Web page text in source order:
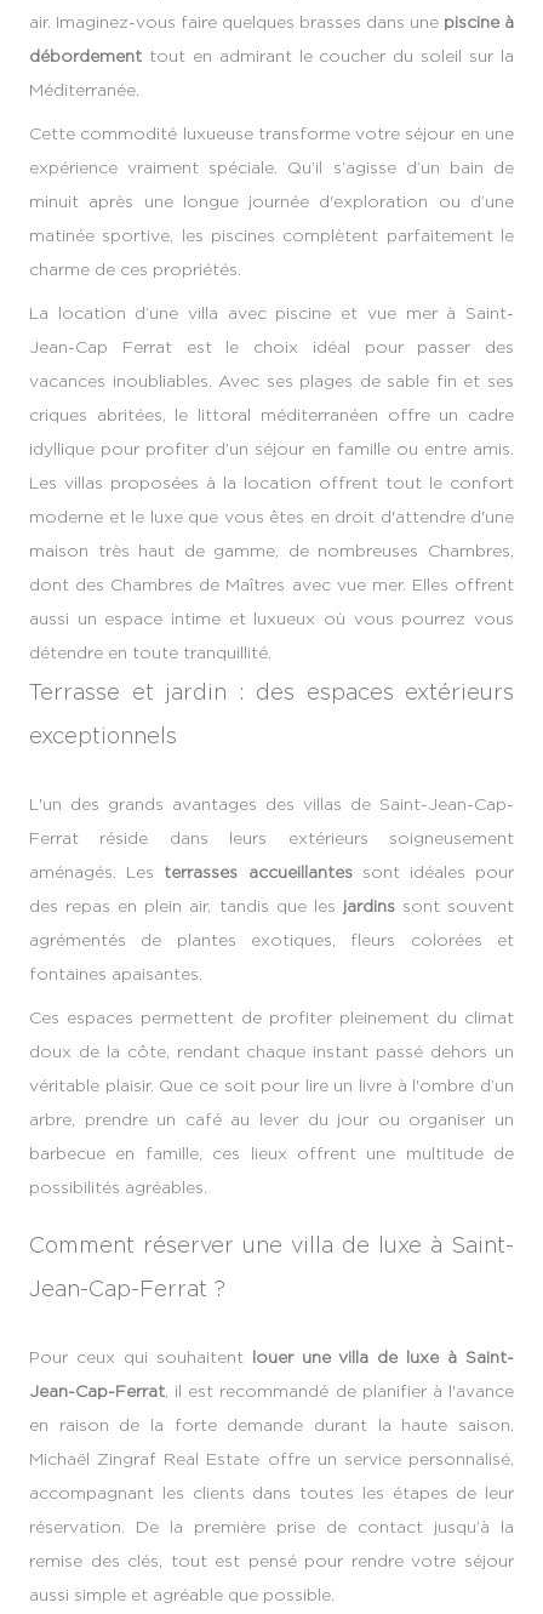
air. Imaginez-vous faire quelques brasses dans une piscine à
débordement tout en admirant le coucher du soleil sur la
Méditerranée.
Cette commodité luxueuse transforme votre séjour en une
expérience vraiment spéciale. Qu’il s’agisse d’un bain de
minuit après une longue journée d'exploration ou d’une
matinée sportive, les piscines complètent parfaitement le
charme de ces propriétés.
La location d’une villa avec piscine et vue mer à Saint-
Jean-Cap Ferrat est le choix idéal pour passer des
vacances inoubliables. Avec ses plages de sable fin et ses
criques abritées, le littoral méditerranéen offre un cadre
idyllique pour profiter d’un séjour en famille ou entre amis.
Les villas proposées à la location offrent tout le confort
moderne et le luxe que vous êtes en droit d'attendre d'une
maison très haut de gamme, de nombreuses Chambres,
dont des Chambres de Maîtres avec vue mer. Elles offrent
aussi un espace intime et luxueux où vous pourrez vous
détendre en toute tranquillité.
Terrasse et jardin : des espaces extérieurs
exceptionnels
L'un des grands avantages des villas de Saint-Jean-Cap-
Ferrat réside dans leurs extérieurs soigneusement
aménagés. Les terrasses accueillantessont idéales pour
des repas en plein air, tandis que les jardinssont souvent
agrémentés de plantes exotiques, fleurs colorées et
fontaines apaisantes.
Ces espaces permettent de profiter pleinement du climat
doux de la côte, rendant chaque instant passé dehors un
véritable plaisir. Que ce soit pour lire un livre à l'ombre d’un
arbre, prendre un café au lever du jour ou organiser un
barbecue en famille, ces lieux offrent une multitude de
possibilités agréables.
Comment réserver une villa de luxe à Saint-
Jean-Cap-Ferrat ?
Pour ceux qui souhaitent louer une villa de luxe à Saint-
Jean-Cap-Ferrat , il est recommandé de planifier à l'avance
en raison de la forte demande durant la haute saison.
Michaël Zingraf Real Estate offre un service personnalisé,
accompagnant les clients dans toutes les étapes de leur
réservation. De la première prise de contact jusqu’à la
remise des clés, tout est pensé pour rendre votre séjour
aussi simple et agréable que possible.